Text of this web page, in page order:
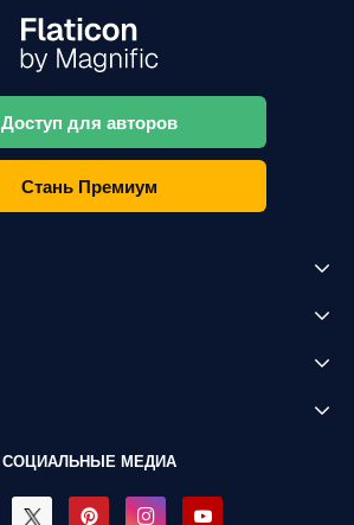
Доступ для авторов
Стань Премиум
СОЦИАЛЬНЫЕ МЕДИА